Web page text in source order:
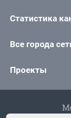
Статистика
Все города
Проекты